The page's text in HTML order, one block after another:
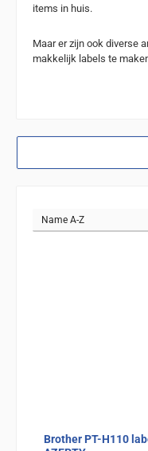
items in huis.
Maar er zijn ook diverse
makkelijk labels te
Brother PT-H110